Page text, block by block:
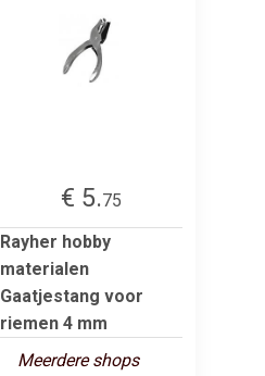
€ 5.75
Rayher hobby
materialen
Gaatjestang voor
riemen 4 mm
Meerdere shops